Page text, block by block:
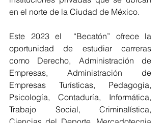
en el norte de la Ciudad de México.
Este 2023 el  “Becatón” ofrece la
oportunidad de estudiar carreras
como Derecho, Administración de
Empresas, Administración de
Empresas Turísticas, Pedagogía,
Psicología, Contaduría, Informática,
Trabajo Social, Criminalística,